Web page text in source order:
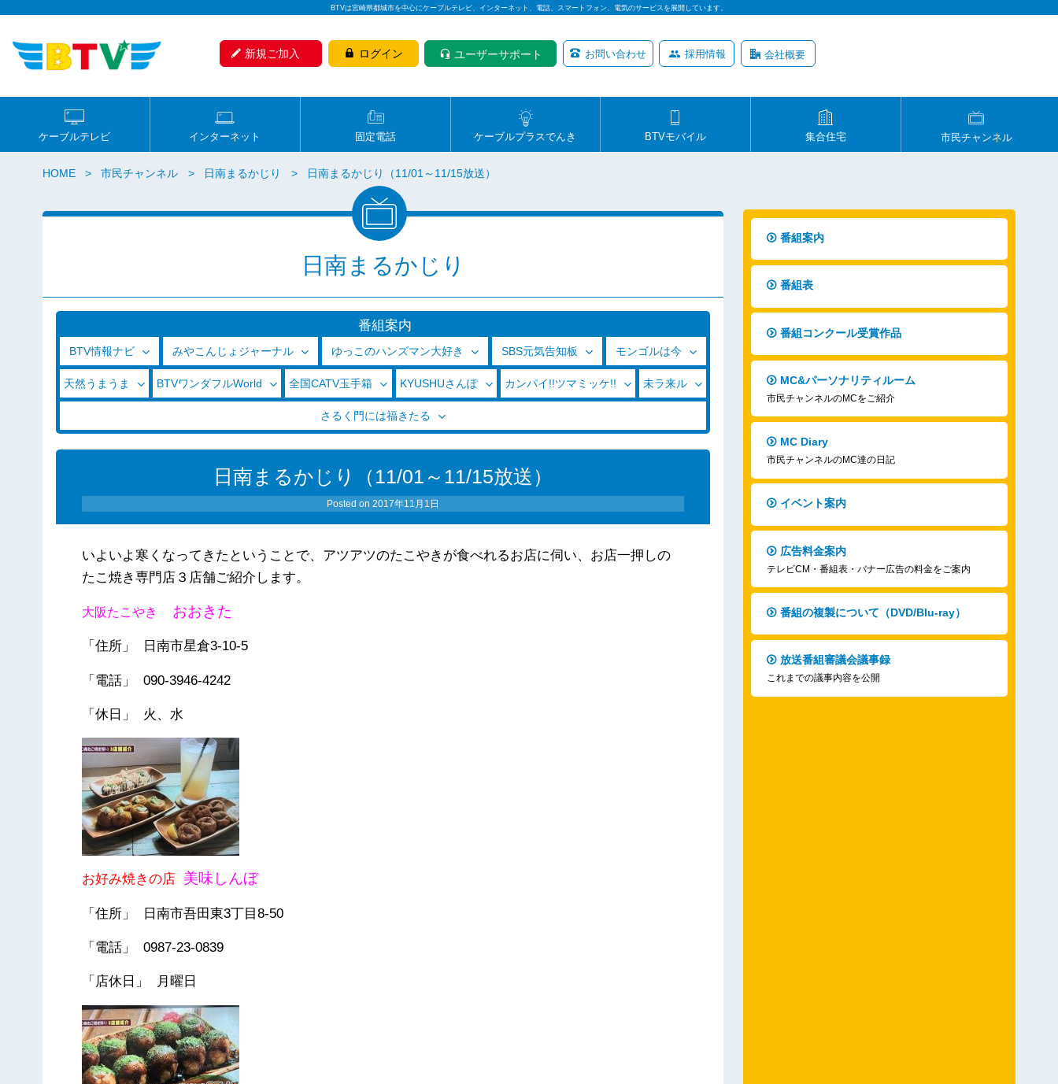
BTVは宮崎県都城市を中心にケーブルテレビ、インターネット、電話、スマートフォン、電気のサービスを展開しています。
新規ご加入 ログイン ユーザーサポート お問い合わせ 採用情報 会社概要
ケーブルテレビ インターネット 固定電話 ケーブルプラスでんき BTVモバイル 集合住宅 市民チャンネル
HOME 市民チャンネル 日南まるかじり 日南まるかじり（11/01～11/15放送）
日南まるかじり
番組案内
BTV情報ナビ みやこんじょジャーナル ゆっこのハンズマン大好き SBS元気告知板 モンゴルは今
天然うまうま BTVワンダフルWorld 全国CATV玉手箱 KYUSHUさんぽ カンパイ!!ツマミッケ!! 未ラ来ル
さるく門には福きたる
日南まるかじり（11/01～11/15放送）
Posted on2017年11月1日
いよいよ寒くなってきたということで、アツアツのたこやきが食べれるお店に伺い、お店一押しの
たこ焼き専門店３店舗ご紹介します。
大阪たこやき おおきた
「住所」 日南市星倉3-10-5
「電話」 090-3946-4242
「休日」 火、水
お好み焼きの店 美味しんぼ
「住所」 日南市吾田東3丁目8-50
「電話」 0987-23-0839
「店休日」 月曜日
番組案内
番組表
番組コンクール受賞作品
MC&パーソナリティルーム
市民チャンネルのMCをご紹介
MC Diary
市民チャンネルのMC達の日記
イベント案内
広告料金案内
テレビCM・番組表・バナー広告の料金をご案内
番組の複製について（DVD/Blu-ray）
放送番組審議会議事録
これまでの議事内容を公開